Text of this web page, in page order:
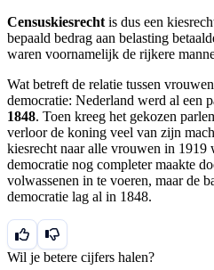
Censuskiesrecht is dus een
bepaald bedrag aan belasting
waren voornamelijk de rijkere
Wat betreft de relatie tussen
democratie: Nederland werd al een
1848. Toen kreeg het gekozen
verloor de koning veel van zijn
kiesrecht naar alle vrouwen in 1919
democratie nog completer maakte
volwassenen in te voeren, maar de
democratie lag al in 1848.
Wil je betere cijfers halen?